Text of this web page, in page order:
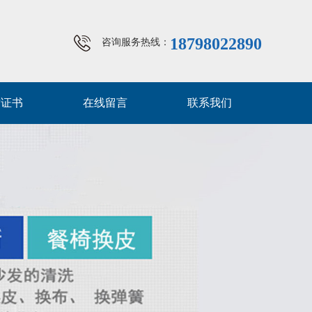
咨询服务热线： 18798022890
书 在线留言 联系我们